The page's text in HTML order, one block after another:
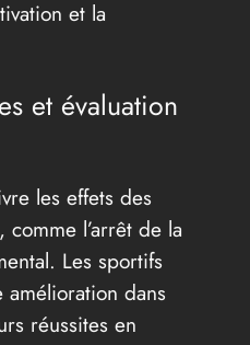
et la
et évaluation
les effets des
l’arrêt de la
Les sportifs
dans
réussites en